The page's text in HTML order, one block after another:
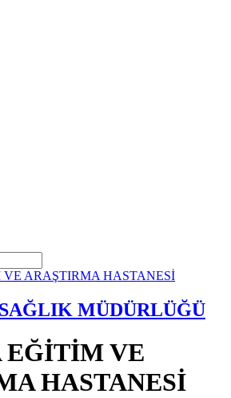
MÜDÜRLÜĞÜ
EĞİTİM VE
HASTANESİ